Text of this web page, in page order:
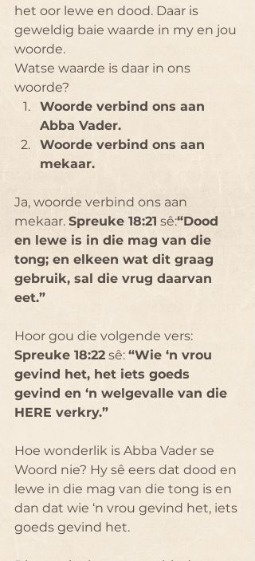
het oor lewe en dood. Daar is
geweldig baie waarde in my en jou
woorde.
Watse waarde is daar in ons
woorde?
Woorde verbind ons aan
Abba Vader.
Woorde verbind ons aan
mekaar.
Ja, woorde verbind ons aan
mekaar. Spreuke 18:21 sê:“Dood
en lewe is in die mag van die
tong; en elkeen wat dit graag
gebruik, sal die vrug daarvan
eet.”
Hoor gou die volgende vers:
Spreuke 18:22 sê: “Wie ‘n vrou
gevind het, het iets goeds
gevind en ‘n welgevalle van die
HERE verkry.”
Hoe wonderlik is Abba Vader se
Woord nie? Hy sê eers dat dood en
lewe in die mag van die tong is en
dan dat wie ‘n vrou gevind het, iets
goeds gevind het.